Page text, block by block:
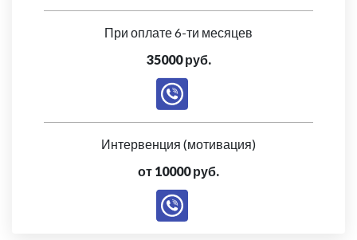
При оплате 6-ти месяцев
35000 руб.
Интервенция (мотивация)
от 10000 руб.